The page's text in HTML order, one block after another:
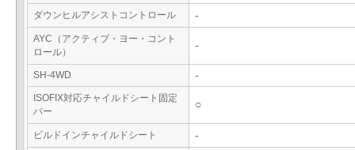
ダウンヒルアシストコントロール -
AYC（アクティブ・ヨー・コント
ロール）
-
SH-4WD -
ISOFIX対応チャイルドシート固定
バー
○
ビルドインチャイルドシート -